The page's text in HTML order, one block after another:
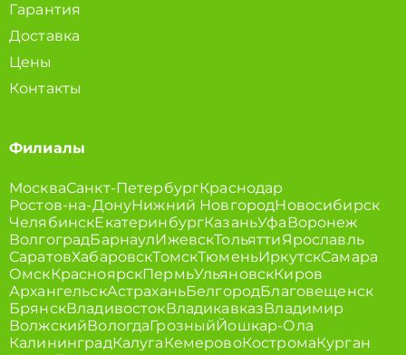
Гарантия
Доставка
Цены
Контакты
Филиалы
МоскваСанкт-ПетербургКраснодар
Ростов-на-ДонуНижний НовгородНовосибирск
ЧелябинскЕкатеринбургКазаньУфаВоронеж
ВолгоградБарнаулИжевскТольяттиЯрославль
СаратовХабаровскТомскТюменьИркутскСамара
ОмскКрасноярскПермьУльяновскКиров
АрхангельскАстраханьБелгородБлаговещенск
БрянскВладивостокВладикавказВладимир
ВолжскийВологдаГрозныйЙошкар-Ола
КалининградКалугаКемеровоКостромаКурган